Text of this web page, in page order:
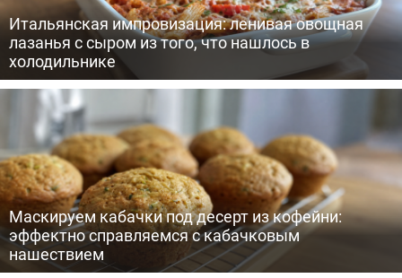
Итальянская импровизация: ленивая овощная
лазанья с сыром из того, что нашлось в
холодильнике
Маскируем кабачки под десерт из кофейни:
эффектно справляемся с кабачковым
нашествием